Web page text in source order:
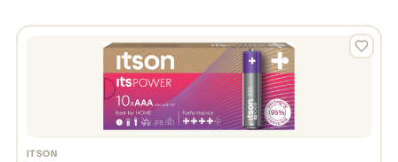
ITSON